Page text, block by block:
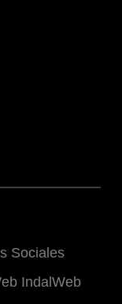
Sociales
IndalWeb